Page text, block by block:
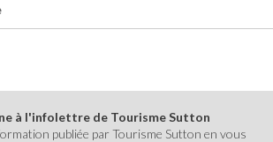
à l'infolettre de Tourisme Sutton
publiée par Tourisme Sutton en vous